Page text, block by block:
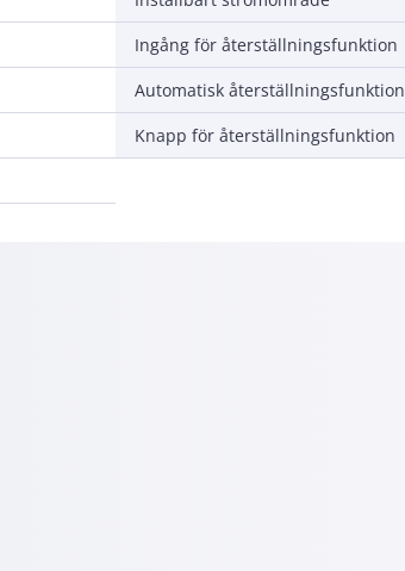
Ingång för återställningsfunktion
Automatisk återställningsfunktion
Knapp för återställningsfunktion